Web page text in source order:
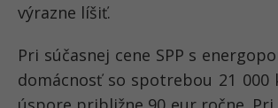
výrazne líšiť.
Pri súčasnej cene SPP s
domácnosť so spotrebou 21 000